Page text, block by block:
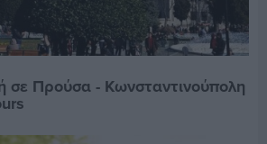
σε Προύσα - Κωνσταντινούπολη